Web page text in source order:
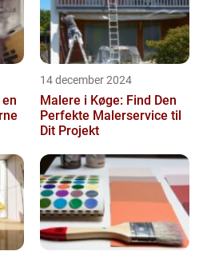
14 december 2024
Malere i Køge: Find Den
Perfekte Malerservice til
Dit Projekt